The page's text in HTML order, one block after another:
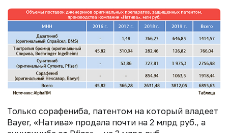
Только сорафениба, патентом на который владеет
Bayer, «Натива» продала почти на 2 млрд руб., а